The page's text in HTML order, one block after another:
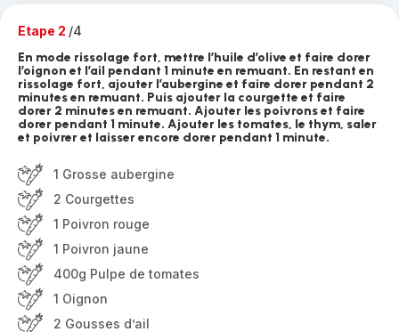
Etape 2 /4
En mode rissolage fort, mettre l’huile d’olive et faire dorer
l’oignon et l’ail pendant 1 minute en remuant. En restant en
rissolage fort, ajouter l’aubergine et faire dorer pendant 2
minutes en remuant. Puis ajouter la courgette et faire
dorer 2 minutes en remuant. Ajouter les poivrons et faire
dorer pendant 1 minute. Ajouter les tomates, le thym, saler
et poivrer et laisser encore dorer pendant 1 minute.
1 Grosse aubergine
2 Courgettes
1 Poivron rouge
1 Poivron jaune
400g Pulpe de tomates
1 Oignon
2 Gousses d’ail